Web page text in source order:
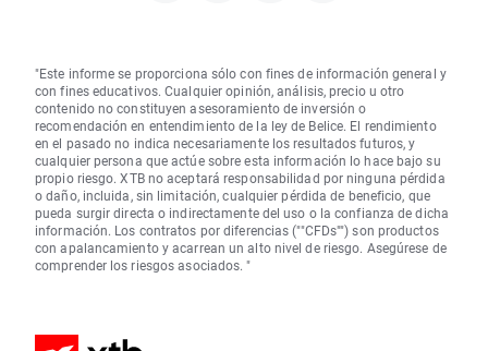
"Este informe se proporciona sólo con fines de información general y
con fines educativos. Cualquier opinión, análisis, precio u otro
contenido no constituyen asesoramiento de inversión o
recomendación en entendimiento de la ley de Belice. El rendimiento
en el pasado no indica necesariamente los resultados futuros, y
cualquier persona que actúe sobre esta información lo hace bajo su
propio riesgo. XTB no aceptará responsabilidad por ninguna pérdida
o daño, incluida, sin limitación, cualquier pérdida de beneficio, que
pueda surgir directa o indirectamente del uso o la confianza de dicha
información. Los contratos por diferencias (""CFDs"") son productos
con apalancamiento y acarrean un alto nivel de riesgo. Asegúrese de
comprender los riesgos asociados. "